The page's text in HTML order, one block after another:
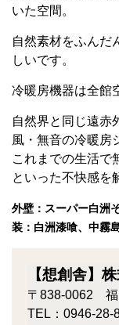
いた空間。
自然素材をふんだ
しいです。
冷暖房機器は全館
自然界と同じ遠赤
風・無音の冷暖房
これまでの生活で
といった不快感を
外壁：スーパー白洲
装：白洲漆喰、中霧
【想創舎】
〒838-0062 福
TEL：0946-28-